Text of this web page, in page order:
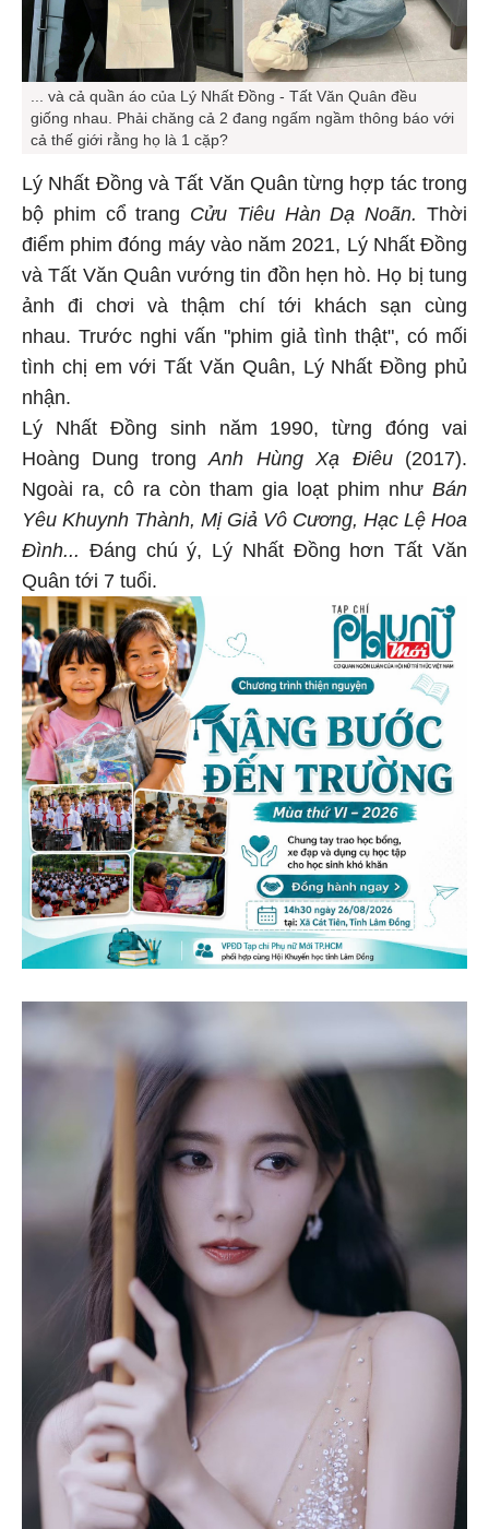
... và cả quần áo của Lý Nhất Đồng - Tất Văn Quân đều
giống nhau. Phải chăng cả 2 đang ngấm ngầm thông báo với
cả thế giới rằng họ là 1 cặp?
Lý Nhất Đồng và Tất Văn Quân từng hợp tác trong
bộ phim cổ trang Cửu Tiêu Hàn Dạ Noãn.
Thời
điểm phim đóng máy vào năm 2021, Lý Nhất Đồng
và Tất Văn Quân vướng tin đồn hẹn hò. Họ bị tung
ảnh đi chơi và thậm chí tới khách sạn cùng
nhau. Trước nghi vấn "phim giả tình thật", có mối
tình chị em với Tất Văn Quân, Lý Nhất Đồng phủ
nhận.
Lý Nhất Đồng sinh năm 1990, từng đóng vai
Hoàng Dung trong Anh Hùng Xạ Điêu(2017).
Ngoài ra, cô ra còn tham gia loạt phim như Bán
Yêu Khuynh Thành, Mị Giả Vô Cương, Hạc Lệ Hoa
Đình... Đáng chú ý, Lý Nhất Đồng hơn Tất Văn
Quân tới 7 tuổi.